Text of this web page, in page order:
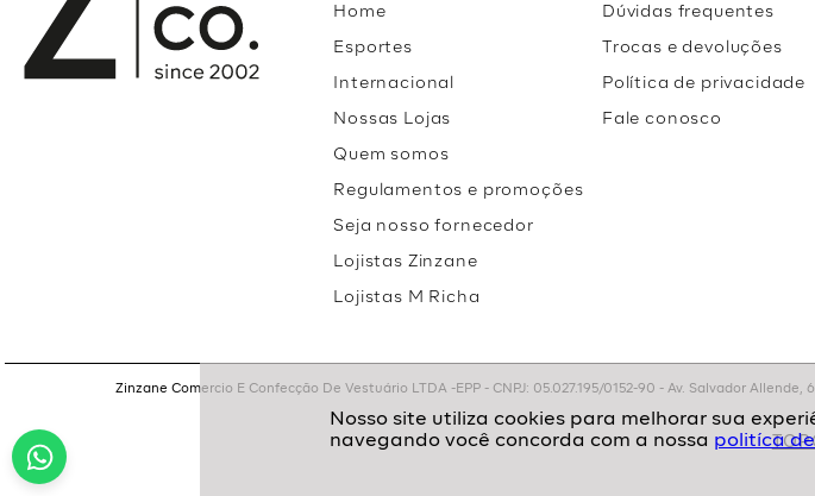
politíca
Home
Esportes
Internacional
Nossas Lojas
Quem somos
Regulamentos e promoções
Seja nosso fornecedor
Lojistas Zinzane
Lojistas M Richa
Dúvidas frequentes
Trocas e devoluções
Política de privacidade
Fale conosco
Zinzane Comercio E Confecção De Vestuário LTDA -EPP - CNPJ: 05.027.195/0152-90 - Av. Salvador